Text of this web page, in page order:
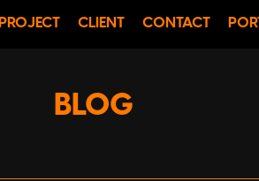
PROJECT CLIENT CONTACT
BLOG